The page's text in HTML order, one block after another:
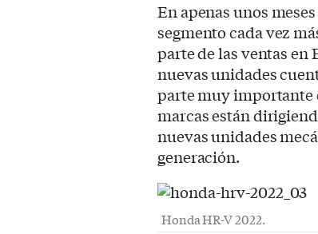
En apenas unos
segmento cada vez
parte de las ventas en
nuevas unidades
parte muy importante
marcas están
nuevas unidades
generación.
Honda HR-V 2022.